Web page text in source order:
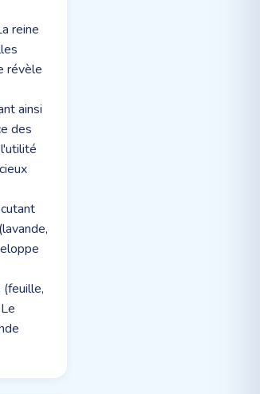
reine
révèle
ainsi
des